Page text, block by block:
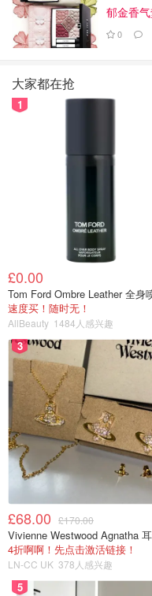
握把式操作起来相当的
郁金香
0
大家都在抢
1
£0.00
速度买！随时无！
AllBeauty 1484人感兴趣
3
£68.00 £170.00
Vivienne Westwood Agnatha
4折啊啊！先点击激活链接！
LN-CC UK 378人感兴趣
5